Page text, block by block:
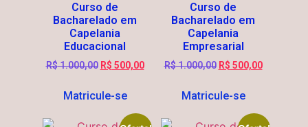
Curso de
Bacharelado em
Capelania
Educacional
R$1.000,00 R$ 500,00
Matricule-se
Curso de
Bacharelado em
Capelania
Empresarial
R$1.000,00 R$ 500,00
Matricule-se